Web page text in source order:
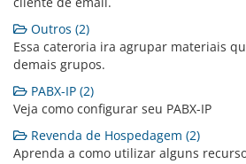
Outros (2)
Essa cateroria ira agrupar materiais
demais grupos.
PABX-IP (2)
Veja como configurar seu PABX-IP
Revenda de Hospedagem (2)
Aprenda a como utilizar alguns